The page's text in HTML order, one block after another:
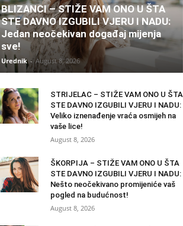
BLIZANCI – STIŽE VAM ONO U ŠTA
STE DAVNO IZGUBILI VJERU I NADU:
Jedan neočekivan događaj mijenja
sve!
Urednik - August 8, 2026
STRIJELAC – STIŽE VAM ONO U ŠTA
STE DAVNO IZGUBILI VJERU I NADU:
Veliko iznenađenje vraća osmijeh na
vaše lice!
August 8, 2026
ŠKORPIJA – STIŽE VAM ONO U ŠTA
STE DAVNO IZGUBILI VJERU I NADU:
Nešto neočekivano promijeniće vaš
pogled na budućnost!
August 8, 2026